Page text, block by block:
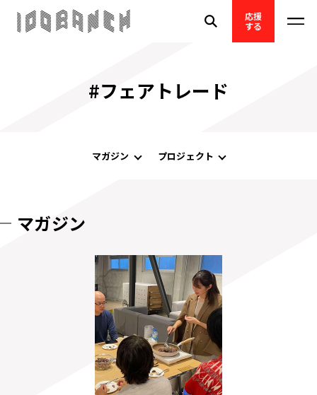
応援
する
#フェアトレード
マガジン プロジェクト
マガジン